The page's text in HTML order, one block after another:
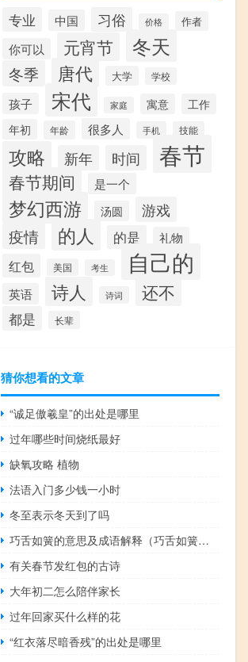
专业 中国 习俗 价格 作者
你可以 元宵节 冬天
冬季 唐代 大学 学校
孩子 宋代 家庭 寓意
工作
年初
年龄 很多人 手机 技能
攻略 新年 时间 春节
春节期间 是一个
梦幻西游 汤圆 游戏
疫情 的人 的是 礼物
红包 美国 考生 自己的
英语 诗人 诗词 还不
都是 长辈
猜你想看的文章
“诚足傲羲皇”的出处是哪里
过年哪些时间烧纸最好
缺氧攻略 植物
法语入门多少钱一小时
冬至表示冬天到了吗
巧舌如簧的意思及成语解释（巧舌如簧的意思）
有关春节发红包的古诗
大年初二怎么陪伴家长
过年回家买什么样的花
“红衣落尽暗香残”的出处是哪里